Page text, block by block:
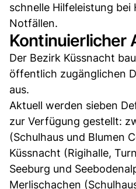
schnelle Hilfeleistung bei
Notfällen.
Kontinuierlicher
Der Bezirk Küssnacht
öffentlich zugänglichen
aus.
Aktuell werden sieben
zur Verfügung gestellt:
(Schulhaus und Blumen
Küssnacht (Rigihalle,
Seeburg und
Merlischachen